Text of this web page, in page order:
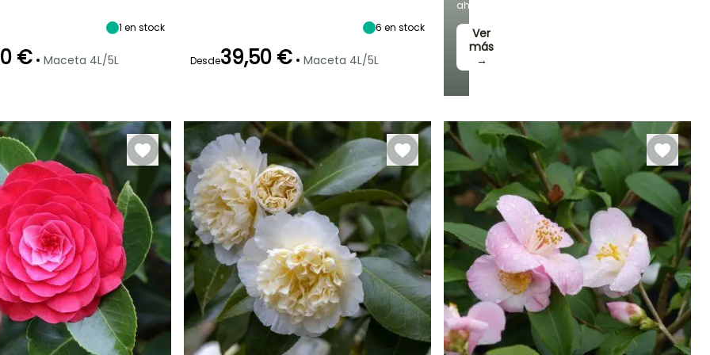
ahorra!
Ver
más
→
Semisombra
Febrero a Abril,
Septiembre a
Noviembre
1 en stock
€ • Maceta 4L/5L
Semisombra
Septiembre a
Noviembre
Febrero a Abril,
Septiembre a
Noviembre
6 en stock
Desde39,50 € • Maceta 4L/5L